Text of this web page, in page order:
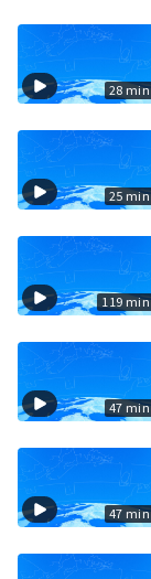
28 min
25 min
119 min
47 min
47 min